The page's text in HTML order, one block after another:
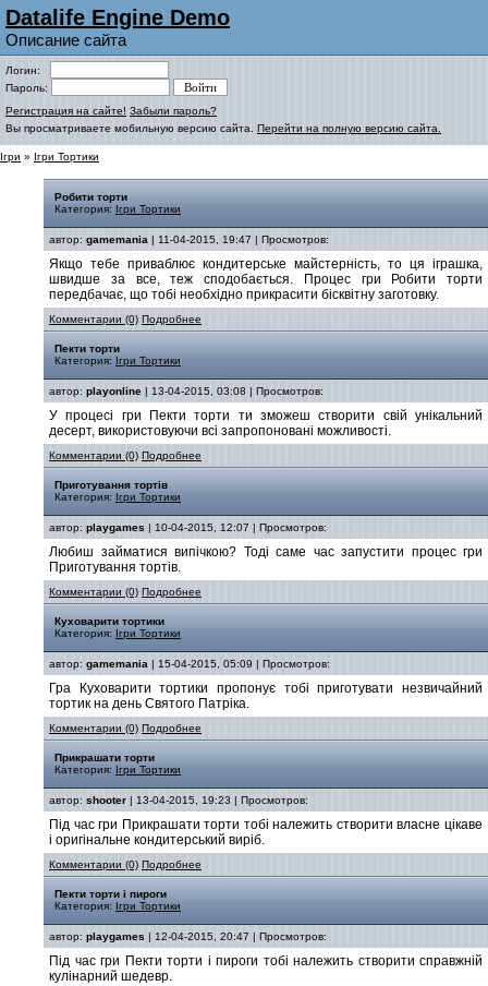
Datalife Engine Demo
Описание сайта
Логин:
Пароль:
Регистрация на сайте! Забыли пароль?
Вы просматриваете мобильную версию сайта. Перейти на полную версию сайта.
Ігри » Ігри Тортики
Робити торти
Категория: Ігри Тортики
автор: gamemania | 11-04-2015, 19:47 | Просмотров:
Якщо тебе приваблює кондитерське майстерність, то ця іграшка,
швидше за все, теж сподобається. Процес гри Робити торти
передбачає, що тобі необхідно прикрасити бісквітну заготовку.
Комментарии (0) Подробнее
Пекти торти
Категория: Ігри Тортики
автор: playonline | 13-04-2015, 03:08 | Просмотров:
У процесі гри Пекти торти ти зможеш створити свій унікальний
десерт, використовуючи всі запропоновані можливості.
Комментарии (0) Подробнее
Приготування тортів
Категория: Ігри Тортики
автор: playgames | 10-04-2015, 12:07 | Просмотров:
Любиш займатися випічкою? Тоді саме час запустити процес гри
Приготування тортів.
Комментарии (0) Подробнее
Куховарити тортики
Категория: Ігри Тортики
автор: gamemania | 15-04-2015, 05:09 | Просмотров:
Гра Куховарити тортики пропонує тобі приготувати незвичайний
тортик на день Святого Патріка.
Комментарии (0) Подробнее
Прикрашати торти
Категория: Ігри Тортики
автор: shooter | 13-04-2015, 19:23 | Просмотров:
Під час гри Прикрашати торти тобі належить створити власне цікаве
і оригінальне кондитерський виріб.
Комментарии (0) Подробнее
Пекти торти і пироги
Категория: Ігри Тортики
автор: playgames | 12-04-2015, 20:47 | Просмотров:
Під час гри Пекти торти і пироги тобі належить створити справжній
кулінарний шедевр.